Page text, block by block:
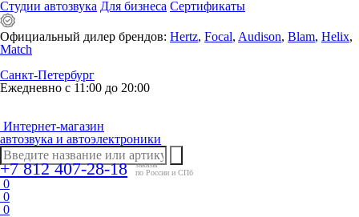
Студии автозвука Для бизнеса Сертификаты
Официальный дилер брендов: Hertz, Focal, Audison, Blam, Helix,
Match
Санкт-Петербург
Ежедневно с 11:00 до 20:00
Интернет-магазин
автозвука и автоэлектроники
+7 812 407-28-18
заказы
по России и СПб
0
0
0